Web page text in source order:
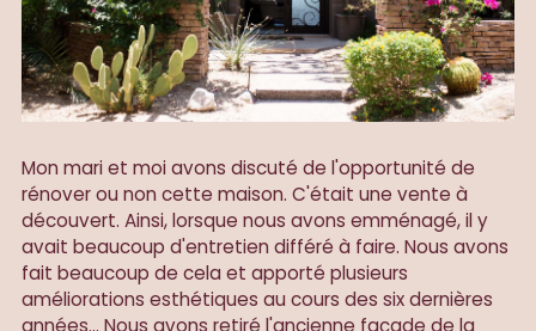
Mon mari et moi avons discuté de l'opportunité de
rénover ou non cette maison. C'était une vente à
découvert. Ainsi, lorsque nous avons emménagé, il y
avait beaucoup d'entretien différé à faire. Nous avons
fait beaucoup de cela et apporté plusieurs
améliorations esthétiques au cours des six dernières
années... Nous avons retiré l'ancienne façade de la